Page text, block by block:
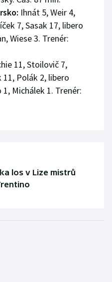
Ihnát 5, Weir 4,
7, Sasak 17, libero
Wiese 3. Trenér:
11, Stoilovič 7,
11, Polák 2, libero
Michálek 1. Trenér:
los v Lize mistrů